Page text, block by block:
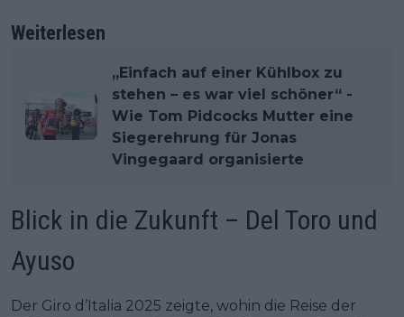
Weiterlesen
„Einfach auf einer Kühlbox zu
stehen – es war viel schöner“ -
Wie Tom Pidcocks Mutter eine
Siegerehrung für Jonas
Vingegaard organisierte
Blick in die Zukunft – Del Toro und
Ayuso
Der Giro d’Italia 2025 zeigte, wohin die Reise der